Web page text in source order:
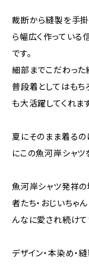
裁断から縫製を手
ら幅広く作ってい
です。
細部までこだわった
普段着としてはもち
も大活躍してくれます
夏にそのまま着るの
にこの魚河岸シャツ
魚河岸シャツ発祥の
者たち・おじいちゃ
んなに愛され続けて
デザイン・本染め・